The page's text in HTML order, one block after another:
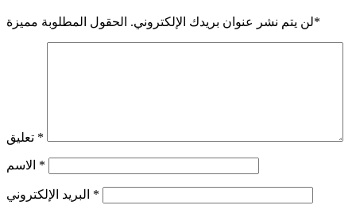
لن يتم نشر عنوان بريدك الإلكتروني. الحقول المطلوبة مميزة *
*
*
*